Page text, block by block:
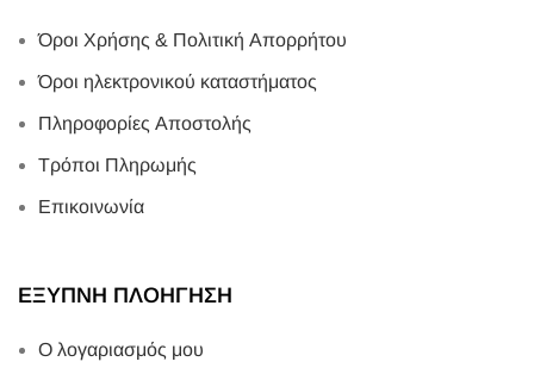
Όροι Χρήσης & Πολιτική Απορρήτου
Όροι ηλεκτρονικού καταστήματος
Πληροφορίες Αποστολής
Τρόποι Πληρωμής
Επικοινωνία
ΕΞΥΠΝΗ ΠΛΟΗΓΗΣΗ
Ο λογαριασμός μου